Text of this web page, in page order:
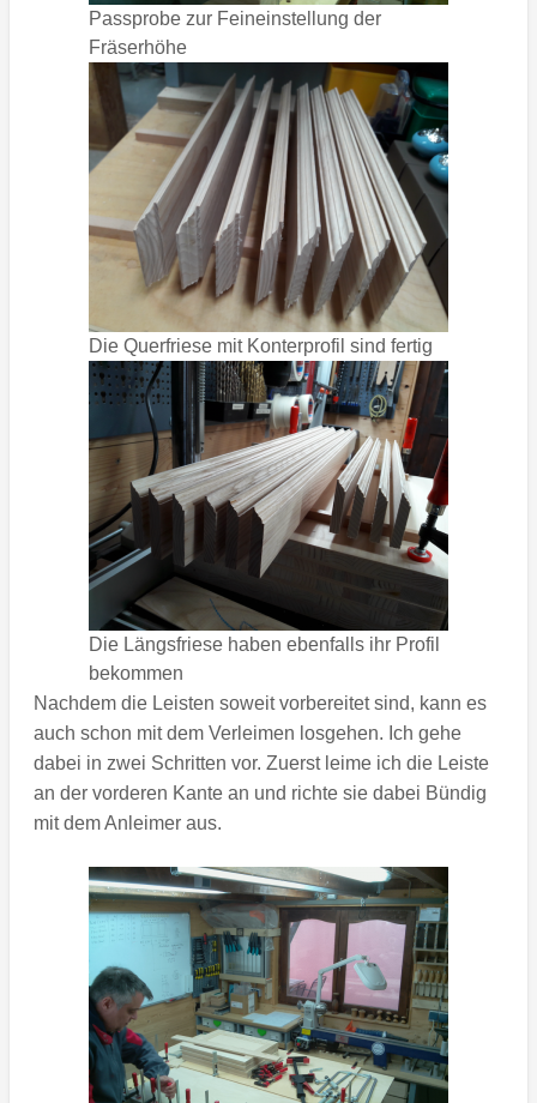
Passprobe zur Feineinstellung der
Fräserhöhe
Die Querfriese mit Konterprofil sind fertig
Die Längsfriese haben ebenfalls ihr Profil
bekommen
Nachdem die Leisten soweit vorbereitet sind, kann es
auch schon mit dem Verleimen losgehen. Ich gehe
dabei in zwei Schritten vor. Zuerst leime ich die Leiste
an der vorderen Kante an und richte sie dabei Bündig
mit dem Anleimer aus.